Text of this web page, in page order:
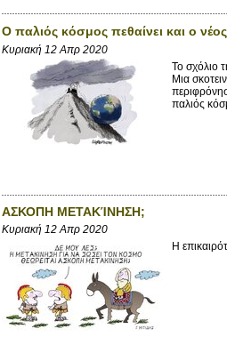
Ο παλιός κόσμος πεθαίνει και ο
Κυριακή 12 Απρ 2020
Το σχόλιο
Μια
παλιός
ΑΣΚΟΠΗ ΜΕΤΑΚΊΝΗΣΗ;
Κυριακή 12 Απρ 2020
Η